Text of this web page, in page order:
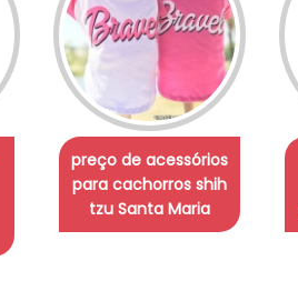
preço de acessórios
para cachorros shih
tzu Santa Maria